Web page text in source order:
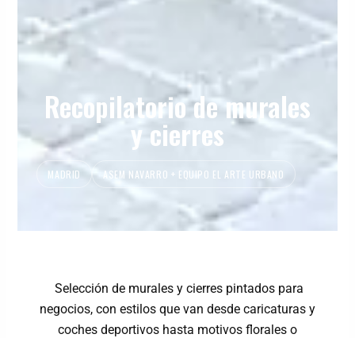
Recopilatorio de murales
y cierres
MADRID ASEM NAVARRO + EQUIPO EL ARTE URBANO
Selección de murales y cierres pintados para
negocios, con estilos que van desde caricaturas y
coches deportivos hasta motivos florales o